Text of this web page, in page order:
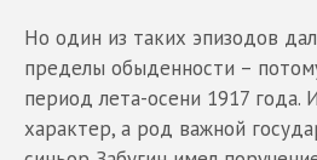
Но один из таких эпизодов
пределы обыденности –
период лета-осени 1917 года.
характер, а род важной